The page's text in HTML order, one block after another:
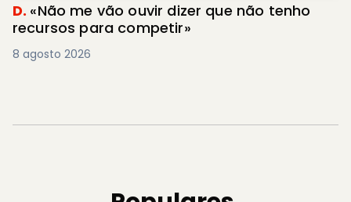
D. «Não me vão ouvir dizer que não tenho
recursos para competir»
8 agosto 2026